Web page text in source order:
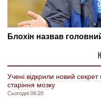
Учені відкрили новий
старіння мозку
Сьогодні 06:20